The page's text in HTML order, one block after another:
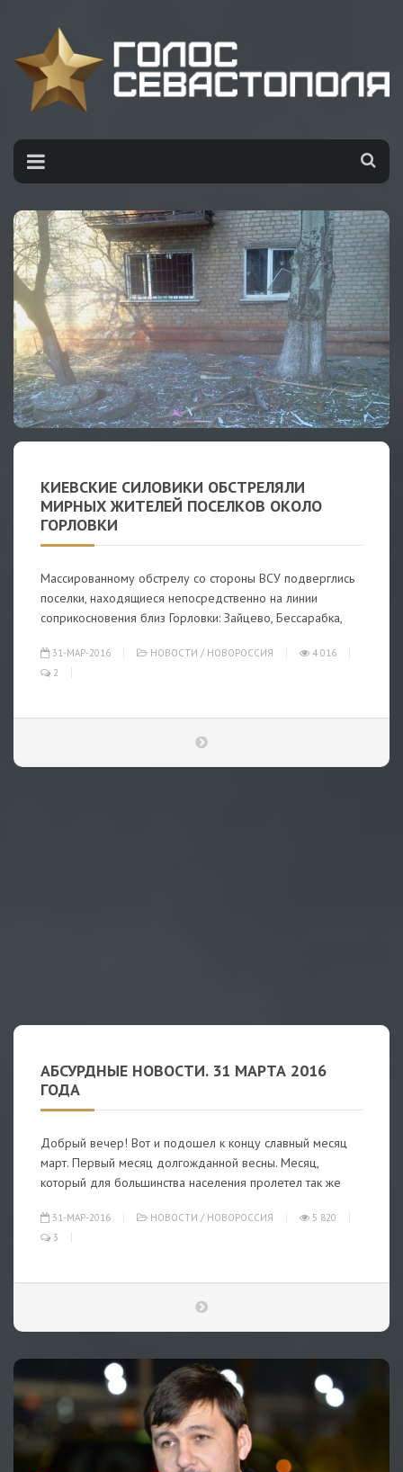
КИЕВСКИЕ СИЛОВИКИ ОБСТРЕЛЯЛИ
МИРНЫХ ЖИТЕЛЕЙ ПОСЕЛКОВ ОКОЛО
ГОРЛОВКИ
Массированному обстрелу со стороны ВСУ подверглись
поселки, находящиеся непосредственно на линии
соприкосновения близ Горловки: Зайцево, Бессарабка,
31-МАР-2016 НОВОСТИ / НОВОРОССИЯ
4 016
2
АБСУРДНЫЕ НОВОСТИ. 31 МАРТА 2016
ГОДА
Добрый вечер! Вот и подошел к концу славный месяц
март. Первый месяц долгожданной весны. Месяц,
который для большинства населения пролетел так же
31-МАР-2016 НОВОСТИ / НОВОРОССИЯ
5 820
3